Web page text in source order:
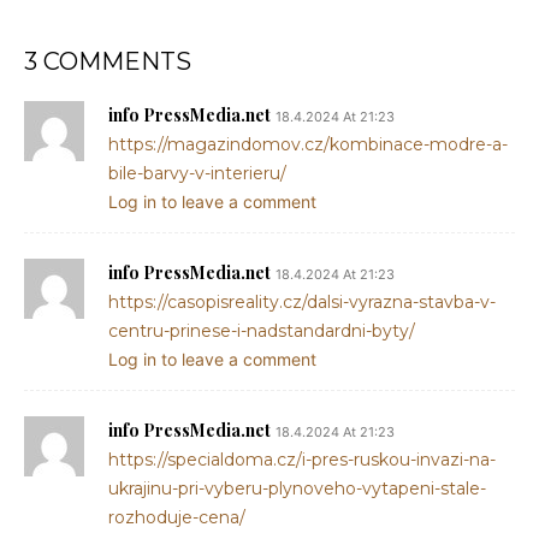
3 COMMENTS
info PressMedia.net 18.4.2024 At 21:23
https://magazindomov.cz/kombinace-modre-a-
bile-barvy-v-interieru/
Log in to leave a comment
info PressMedia.net 18.4.2024 At 21:23
https://casopisreality.cz/dalsi-vyrazna-stavba-v-
centru-prinese-i-nadstandardni-byty/
Log in to leave a comment
info PressMedia.net 18.4.2024 At 21:23
https://specialdoma.cz/i-pres-ruskou-invazi-na-
ukrajinu-pri-vyberu-plynoveho-vytapeni-stale-
rozhoduje-cena/